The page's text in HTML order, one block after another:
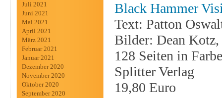
Juli 2021
Juni 2021
Mai 2021
April 2021
März 2021
Februar 2021
Januar 2021
Dezember 2020
November 2020
Oktober 2020
September 2020
Black Hammer
Text: Patton
Bilder: Dean
128 Seiten in
Splitter Verlag
19,80 Euro